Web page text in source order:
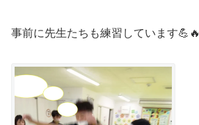
事前に先生たちも練習しています💪🔥